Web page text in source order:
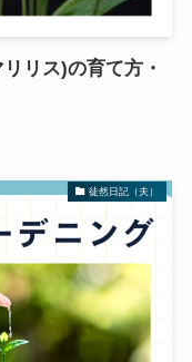
リス)の育て方・
徒然日記（夫）